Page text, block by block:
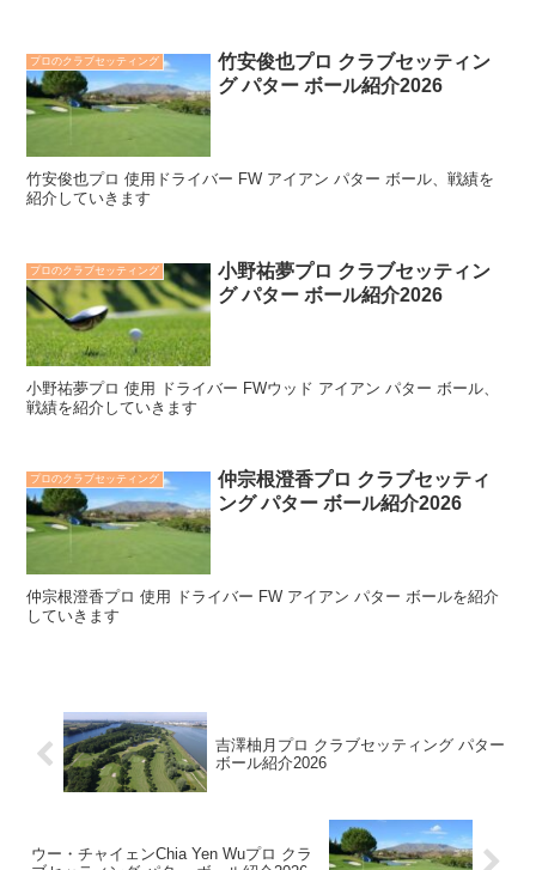
プロのクラブセッティング
竹安俊也プロ クラブセッティン
グ パター ボール紹介2026
竹安俊也プロ 使用ドライバー FW アイアン パター ボール、戦績を
紹介していきます
プロのクラブセッティング
小野祐夢プロ クラブセッティン
グ パター ボール紹介2026
小野祐夢プロ 使用 ドライバー FWウッド アイアン パター ボール、
戦績を紹介していきます
プロのクラブセッティング
仲宗根澄香プロ クラブセッティ
ング パター ボール紹介2026
仲宗根澄香プロ 使用 ドライバー FW アイアン パター ボールを紹介
していきます
吉澤柚月プロ クラブセッティング パター
ボール紹介2026
ウー・チャイェンChia Yen Wuプロ クラ